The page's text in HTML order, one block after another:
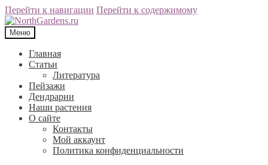
Перейти к навигации Перейти к содержимому
Меню
Главная
Статьи
Литература
Пейзажи
Дендрарии
Наши растения
О сайте
Контакты
Мой аккаунт
Политика конфиденциальности